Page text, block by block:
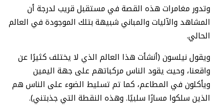
وتدور مغامرات هذه القصة في مستقبل قريب لدرجة أن
المشاهد والآليات والمباني شبيهة بتلك الموجودة في العالم
الحالي.
ويقول نيلسون (أنشأت هذا العالم الذي لا يختلف كثيرًا عن
واقعنا، وحيث يقود الناس مركباتهم على جهة اليمين
ويأكلون في المطاعم، كما تم تسليط الضوء على الناس هم
الذين سلكوا مسارًا سلبيًا. وهذه النقطة التي جذبتني).